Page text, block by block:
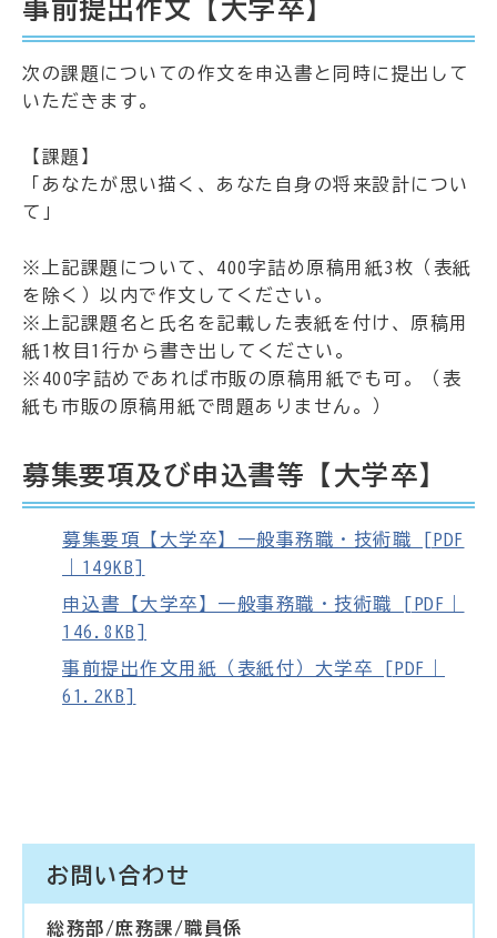
事前提出作文【大学卒】
次の課題についての作文を申込書と同時に提出して
いただきます。
【課題】
「あなたが思い描く、あなた自身の将来設計につい
て」
※上記課題について、400字詰め原稿用紙3枚（表紙
を除く）以内で作文してください。
※上記課題名と氏名を記載した表紙を付け、原稿用
紙1枚目1行から書き出してください。
※400字詰めであれば市販の原稿用紙でも可。（表
紙も市販の原稿用紙で問題ありません。）
募集要項及び申込書等【大学卒】
募集要項【大学卒】一般事務職・技術職 [PDF
｜149KB]
申込書【大学卒】一般事務職・技術職 [PDF｜
146.8KB]
事前提出作文用紙（表紙付）大学卒 [PDF｜
61.2KB]
お問い合わせ
総務部/庶務課/職員係